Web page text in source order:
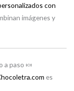
con
imágenes y
a paso 🍬
es